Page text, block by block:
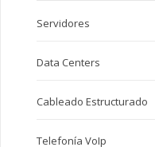
Servidores
Data Centers
Cableado Estructurado
Telefonía VoIp